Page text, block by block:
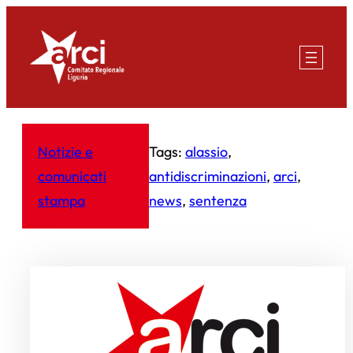
contenuto
Notizie e
comunicati
stampa
Tags: alassio
antidiscriminazioni, arci
news, sentenza